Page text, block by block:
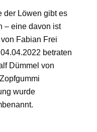
der Löwen gibt es
– eine davon ist
Fabian Frei
betraten
Dümmel von
wurde